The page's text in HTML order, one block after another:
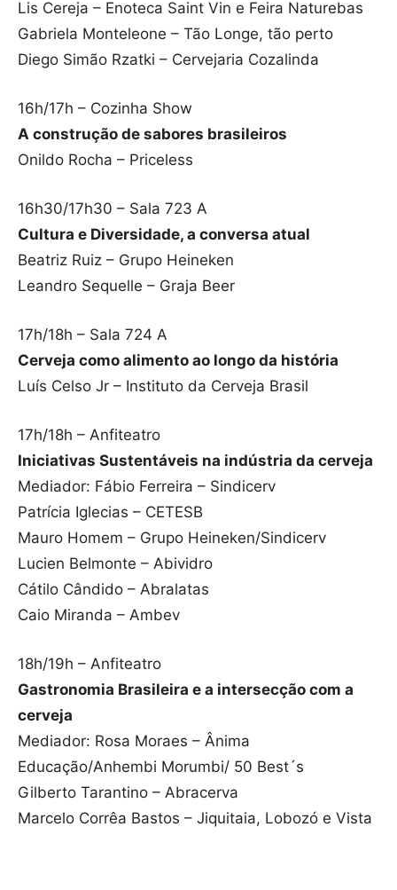
Lis Cereja – Enoteca Saint Vin e Feira Naturebas
Gabriela Monteleone – Tão Longe, tão perto
Diego Simão Rzatki – Cervejaria Cozalinda
16h/17h – Cozinha Show
A construção de sabores brasileiros
Onildo Rocha – Priceless
16h30/17h30 – Sala 723 A
Cultura e Diversidade, a conversa atual
Beatriz Ruiz – Grupo Heineken
Leandro Sequelle – Graja Beer
17h/18h – Sala 724 A
Cerveja como alimento ao longo da história
Luís Celso Jr – Instituto da Cerveja Brasil
17h/18h – Anfiteatro
Iniciativas Sustentáveis na indústria da cerveja
Mediador: Fábio Ferreira – Sindicerv
Patrícia Iglecias – CETESB
Mauro Homem – Grupo Heineken/Sindicerv
Lucien Belmonte – Abividro
Cátilo Cândido – Abralatas
Caio Miranda – Ambev
18h/19h – Anfiteatro
Gastronomia Brasileira e a intersecção com a
cerveja
Mediador: Rosa Moraes – Ânima
Educação/Anhembi Morumbi/ 50 Best´s
Gilberto Tarantino – Abracerva
Marcelo Corrêa Bastos – Jiquitaia, Lobozó e Vista